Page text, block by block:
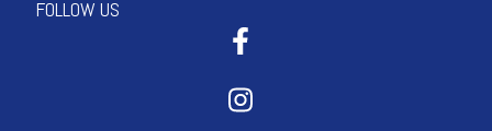
FOLLOW US